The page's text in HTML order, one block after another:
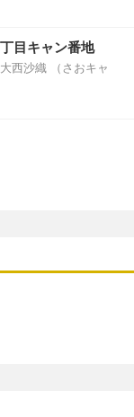
目キャン番地
西沙織 （さおキャ